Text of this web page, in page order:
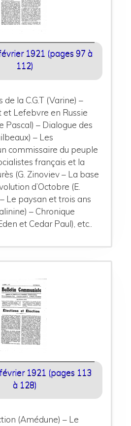
1921 (pages 97 à
112)
la C.G.T (Varine) –
Lefebvre en Russie
Pascal) – Dialogue des
– Les
commissaire du peuple
français et la
(G. Zinoviev – La base
d’Octobre (E.
Le paysan et trois ans
– Chronique
et Cedar Paul), etc..
1921 (pages 113
à 128)
(Amédune) – Le